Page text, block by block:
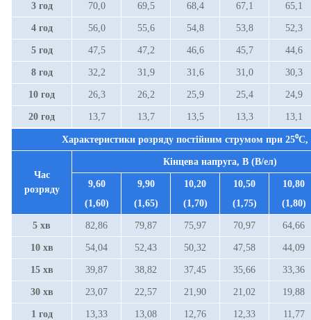
3 год 70,0 69,5 68,4 67,1 65,1
4 год 56,0 55,6 54,8 53,8 52,3
5 год 47,5 47,2 46,6 45,7 44,6
8 год 32,2 31,9 31,6 31,0 30,3
10 год 26,3 26,2 25,9 25,4 24,9
20 год 13,7 13,7 13,5 13,3 13,1
Характеристики розряду постійним струмом при 25⁰С,
Час
розряду
Кінцева напруга, В (В/ел)
9,60
(1,60)
9,90
(1,65)
10,20
(1,70)
10,50
(1,75)
10,80
(1,80)
5 хв 82,86 79,87 75,97 70,97 64,66
10 хв 54,04 52,43 50,32 47,58 44,09
15 хв 39,87 38,82 37,45 35,66 33,36
30 хв 23,07 22,57 21,90 21,02 19,88
1 год 13,33 13,08 12,76 12,33 11,77